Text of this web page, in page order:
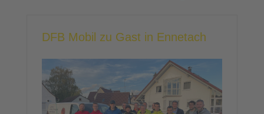
DFB Mobil zu Gast in Ennetach